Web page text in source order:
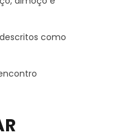
como